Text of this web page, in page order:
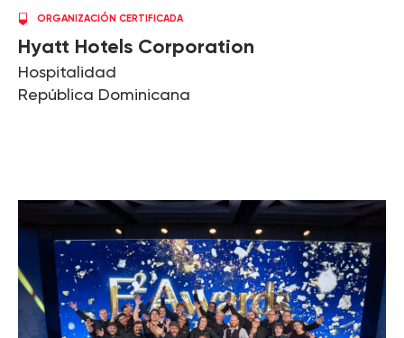
ORGANIZACIÓN CERTIFICADA
Hyatt Hotels Corporation
Hospitalidad
República Dominicana